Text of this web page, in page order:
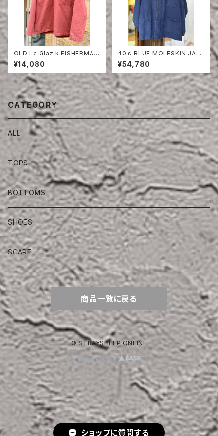
ショップに質問する
OLD Le Glazik FISHERMAN
SMOCK ONE WASH
¥14,080
40's BLUE MOLESKIN JAC
KET
¥54,780
CATEGORY
ALL
TOPS
BOTTOMS
SHOES
SCARF
商品一覧に戻る
© STRAYSHEEP ONLINE
Powered by